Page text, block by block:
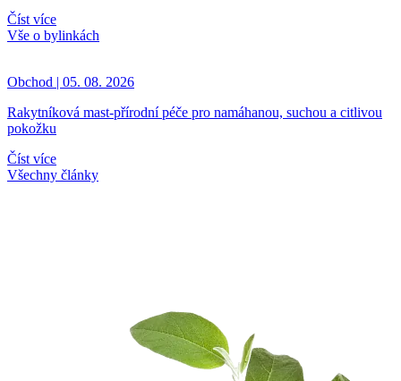
Číst více
Vše o bylinkách
Obchod | 05. 08. 2026
Rakytníková mast-přírodní péče pro namáhanou, suchou a citlivou
pokožku
Číst více
Všechny články